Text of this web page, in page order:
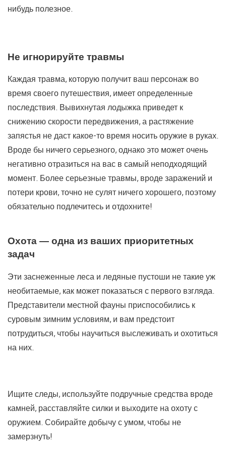
нибудь полезное.
Не игнорируйте травмы
Каждая травма, которую получит ваш персонаж во
время своего путешествия, имеет определенные
последствия. Вывихнутая лодыжка приведет к
снижению скорости передвижения, а растяжение
запястья не даст какое-то время носить оружие в руках.
Вроде бы ничего серьезного, однако это может очень
негативно отразиться на вас в самый неподходящий
момент. Более серьезные травмы, вроде заражений и
потери крови, точно не сулят ничего хорошего, поэтому
обязательно подлечитесь и отдохните!
Охота — одна из ваших приоритетных
задач
Эти заснеженные леса и ледяные пустоши не такие уж
необитаемые, как может показаться с первого взгляда.
Представители местной фауны приспособились к
суровым зимним условиям, и вам предстоит
потрудиться, чтобы научиться выслеживать и охотиться
на них.
Ищите следы, используйте подручные средства вроде
камней, расставляйте силки и выходите на охоту с
оружием. Собирайте добычу с умом, чтобы не
замерзнуть!